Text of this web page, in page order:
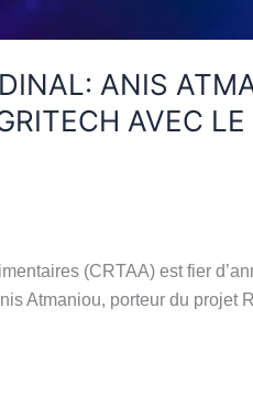
ANIS
AVEC
(CRTAA) est fier
Atmaniou, porteur du projet